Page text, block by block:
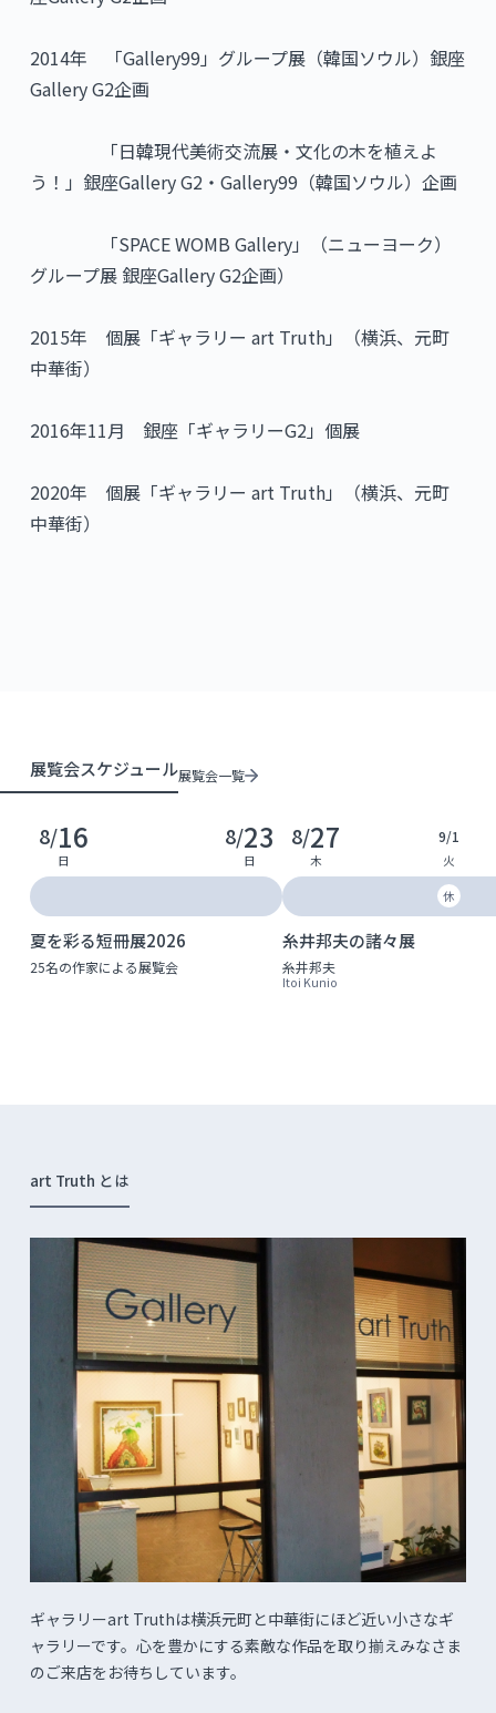
2014年 「Gallery99」グループ展（韓国ソウル）銀座
Gallery G2企画
「日韓現代美術交流展・文化の木を植えよ
う！」銀座Gallery G2・Gallery99（韓国ソウル）企画
「SPACE WOMB Gallery」（ニューヨーク）
グループ展 銀座Gallery G2企画）
2015年 個展「ギャラリー art Truth」（横浜、元町
中華街）
2016年11月 銀座「ギャラリーG2」個展
2020年 個展「ギャラリー art Truth」（横浜、元町
中華街）
展覧会スケジュール展覧会一覧
8/16
日
8/23
日
夏を彩る短冊展2026
25名の作家による展覧会
8/27
木
9/1
火
休
糸井邦夫の諸々展
糸井邦夫
Itoi Kunio
art Truth とは
ギャラリーart Truthは横浜元町と中華街にほど近い小さなギ
ャラリーです。心を豊かにする素敵な作品を取り揃えみなさま
のご来店をお待ちしています。